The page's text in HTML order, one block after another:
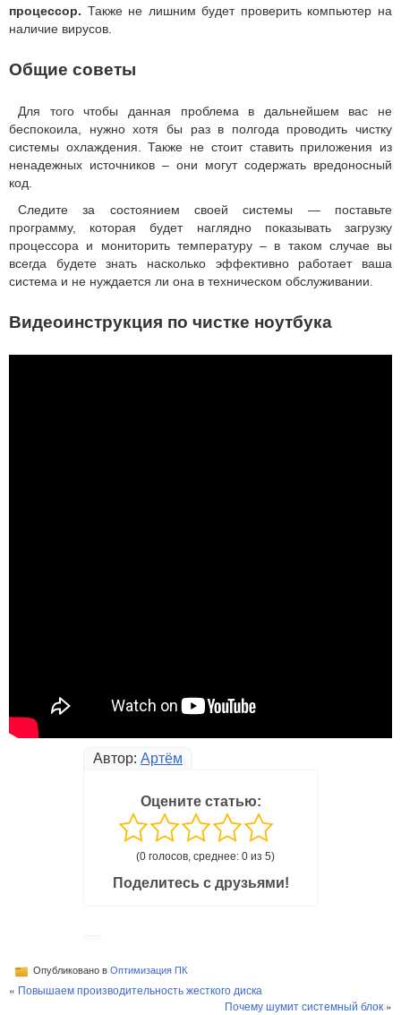
процессор. Также не лишним будет проверить компьютер на
наличие вирусов.
Общие советы
Для того чтобы данная проблема в дальнейшем вас не
беспокоила, нужно хотя бы раз в полгода проводить чистку
системы охлаждения. Также не стоит ставить приложения из
ненадежных источников – они могут содержать вредоносный
код.
Следите за состоянием своей системы — поставьте
программу, которая будет наглядно показывать загрузку
процессора и мониторить температуру – в таком случае вы
всегда будете знать насколько эффективно работает ваша
система и не нуждается ли она в техническом обслуживании.
Видеоинструкция по чистке ноутбука
Автор: Артём
Оцените статью:
(0 голосов, среднее: 0 из 5)
Поделитесь с друзьями!
Опубликовано в Оптимизация ПК
« Повышаем производительность жесткого диска
Почему шумит системный блок »